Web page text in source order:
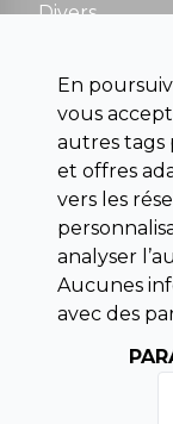
Divers
Para scolaire
Histoire
Pochoteque
Pleiade
Droit de
Conditions
Mentions
Horaires
En
vous
autres tags
et offres
vers les
analyser
Aucunes
avec des